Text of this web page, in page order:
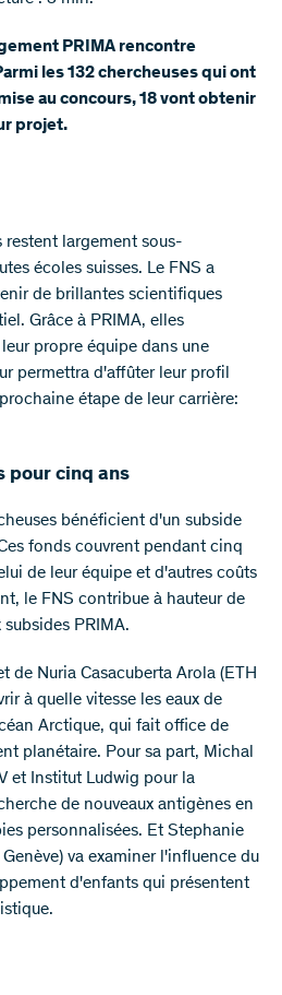
PRIMA rencontre
les 132 chercheuses qui ont
au concours, 18 vont obtenir
projet.
restent largement sous-
écoles suisses. Le FNS a
de brillantes scientifiques
Grâce à PRIMA, elles
propre équipe dans une
permettra d'affûter leur profil
étape de leur carrière:
pour cinq ans
bénéficient d'un subside
fonds couvrent pendant cinq
de leur équipe et d'autres coûts
le FNS contribue à hauteur de
PRIMA.
de Nuria Casacuberta Arola (ETH
à quelle vitesse les eaux de
Arctique, qui fait office de
planétaire. Pour sa part, Michal
et Institut Ludwig pour la
de nouveaux antigènes en
personnalisées. Et Stephanie
va examiner l'influence du
d'enfants qui présentent